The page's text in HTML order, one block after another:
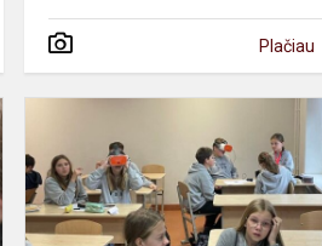
Plačiau
Integruota
pamoka
prieskoniu:)